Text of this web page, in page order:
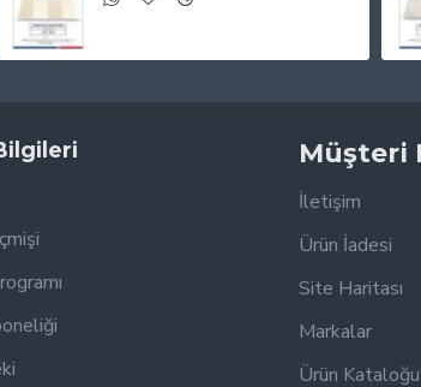
Müşteri
İletişim
Ürün İadesi
Site Haritası
Markalar
Ürün Kataloğu